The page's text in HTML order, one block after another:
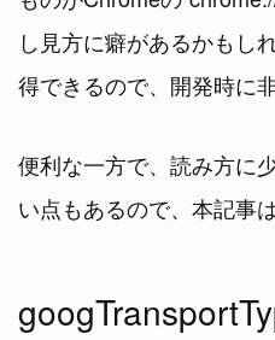
し見方に癖があるかもし
得できるので、開発時に
便利な一方で、読み方に
い点もあるので、本記事